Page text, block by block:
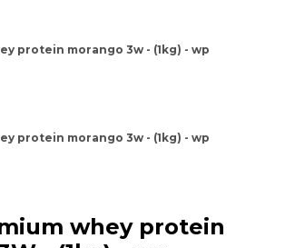
protein morango 3w - (1kg) - wp
protein morango 3w - (1kg) - wp
whey protein